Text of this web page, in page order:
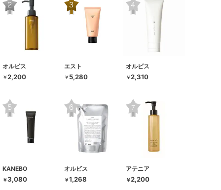
オルビス
￥2,200
エスト
￥ 5,280
オルビス
￥2,310
KANEBO
￥3,080
オルビス
￥1,268
アテニア
￥2,200